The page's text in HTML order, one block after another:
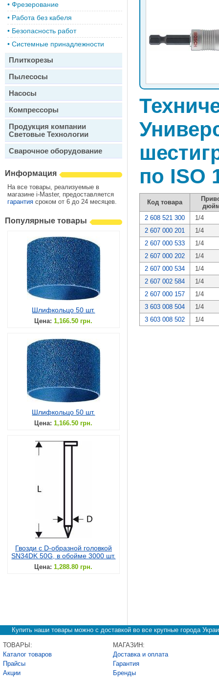
• Фрезерование
• Работа без кабеля
• Безопасность работ
• Системные принадлежности
Плиткорезы
Пылесосы
Насосы
Компрессоры
Продукция компании
Световые Технологии
Сварочное оборудование
Информация
На все товары, реализуемые в
магазине i-Master, предоставляется
гарантия сроком от 6 до 24 месяцев.
Популярные товары
Шлифкольцо 50 шт.
Цена: 1,166.50 грн.
Шлифкольцо 50 шт.
Цена: 1,166.50 грн.
Гвозди с D-образной головкой
SN34DK 50G, в обойме 3000 шт.
Цена: 1,288.80 грн.
по ISO
Код товара
2 608 521 300
1/4
2 607 000 201
1/4
2 607 000 533
1/4
2 607 000 202
1/4
2 607 000 534
1/4
2 607 002 584
1/4
2 607 000 157
1/4
3 603 008 504
1/4
3 603 008 502
1/4
Купить наши товары можно с доставкой во все крупные города
ТОВАРЫ:
Каталог товаров
Прайсы
Акции
МАГАЗИН:
Доставка и оплата
Гарантия
Бренды